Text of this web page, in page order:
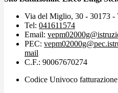
Via del Miglio, 30 - 30173 -
Tel: 041611574
Email:
PEC:
mail
C.F.: 90067670274
Codice Univoco